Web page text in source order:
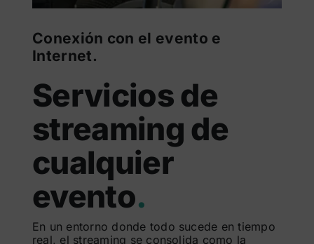
Conexión con el evento e
Internet.
Servicios de
streaming de
cualquier
evento.
En un entorno donde todo sucede en tiempo
real, el streaming se consolida como la